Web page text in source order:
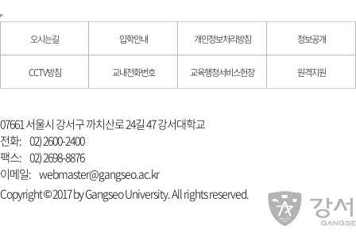
오시는길 입학안내 개인정보처리방침 정보공개
CCTV방침 교내전화번호 교육행정서비스헌장 원격지원
07661 서울시 강서구 까치산로 24길 47 강서대학교
전화: 02) 2600-2400
팩스: 02) 2698-8876
이메일: webmaster@gangseo.ac.kr
Copyright © 2017 by Gangseo University. All rights reserved.